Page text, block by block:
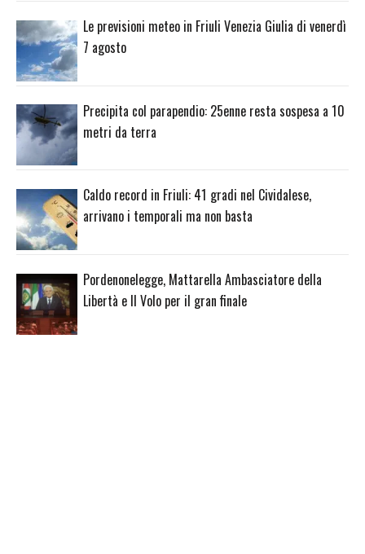
Le previsioni meteo in Friuli Venezia Giulia di venerdì
7 agosto
Precipita col parapendio: 25enne resta sospesa a 10
metri da terra
Caldo record in Friuli: 41 gradi nel Cividalese,
arrivano i temporali ma non basta
Pordenonelegge, Mattarella Ambasciatore della
Libertà e Il Volo per il gran finale